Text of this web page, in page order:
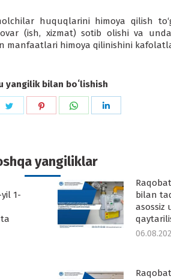
huquqlarini himoya qilish
(ish, xizmat) sotib olishi va
manfaatlari himoya qilinishini
yangilik bilan boʻlishish
Share
Share
Share
yangiliklar
1-
bilan
asossiz